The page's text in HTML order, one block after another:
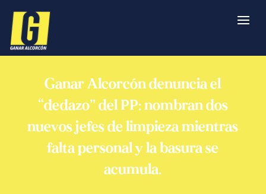
Ganar Alcorcón denuncia el
“dedazo” del PP: nombran dos
nuevos jefes de limpieza mientras
falta personal y la basura se
acumula.